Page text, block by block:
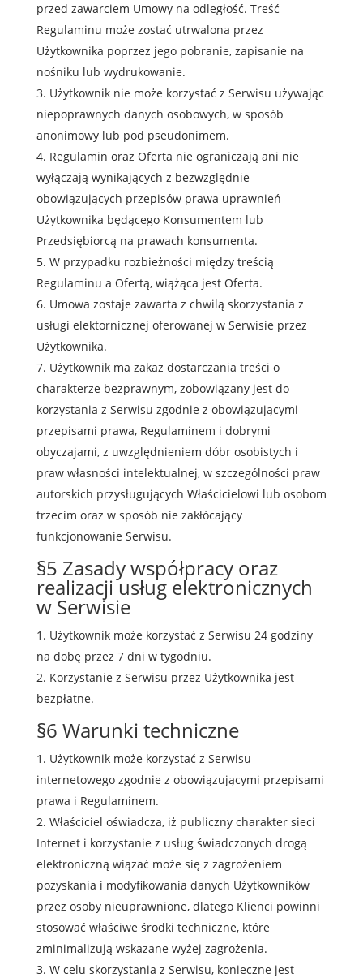
przed zawarciem Umowy na odległość. Treść
Regulaminu może zostać utrwalona przez
Użytkownika poprzez jego pobranie, zapisanie na
nośniku lub wydrukowanie.
Użytkownik nie może korzystać z Serwisu używając
niepoprawnych danych osobowych, w sposób
anonimowy lub pod pseudonimem.
Regulamin oraz Oferta nie ograniczają ani nie
wyłączają wynikających z bezwzględnie
obowiązujących przepisów prawa uprawnień
Użytkownika będącego Konsumentem lub
Przedsiębiorcą na prawach konsumenta.
W przypadku rozbieżności między treścią
Regulaminu a Ofertą, wiążąca jest Oferta.
Umowa zostaje zawarta z chwilą skorzystania z
usługi elektornicznej oferowanej w Serwisie przez
Użytkownika.
Użytkownik ma zakaz dostarczania treści o
charakterze bezprawnym, zobowiązany jest do
korzystania z Serwisu zgodnie z obowiązującymi
przepisami prawa, Regulaminem i dobrymi
obyczajami, z uwzględnieniem dóbr osobistych i
praw własności intelektualnej, w szczególności praw
autorskich przysługujących Właścicielowi lub osobom
trzecim oraz w sposób nie zakłócający
funkcjonowanie Serwisu.
§5 Zasady współpracy oraz
realizacji usług elektronicznych
w Serwisie
Użytkownik może korzystać z Serwisu 24 godziny
na dobę przez 7 dni w tygodniu.
Korzystanie z Serwisu przez Użytkownika jest
bezpłatne.
§6 Warunki techniczne
Użytkownik może korzystać z Serwisu
internetowego zgodnie z obowiązującymi przepisami
prawa i Regulaminem.
Właściciel oświadcza, iż publiczny charakter sieci
Internet i korzystanie z usług świadczonych drogą
elektroniczną wiązać może się z zagrożeniem
pozyskania i modyfikowania danych Użytkowników
przez osoby nieuprawnione, dlatego Klienci powinni
stosować właściwe środki techniczne, które
zminimalizują wskazane wyżej zagrożenia.
W celu skorzystania z Serwisu, konieczne jest